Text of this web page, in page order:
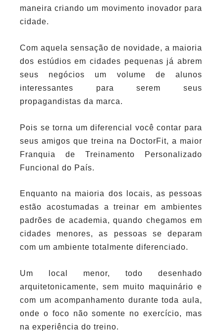
maneira criando um movimento inovador para
cidade.
Com aquela sensação de novidade, a maioria
dos estúdios em cidades pequenas já abrem
seus negócios um volume de alunos
interessantes para serem seus
propagandistas da marca.
Pois se torna um diferencial você contar para
seus amigos que treina na DoctorFit, a maior
Franquia de Treinamento Personalizado
Funcional do País.
Enquanto na maioria dos locais, as pessoas
estão acostumadas a treinar em ambientes
padrões de academia, quando chegamos em
cidades menores, as pessoas se deparam
com um ambiente totalmente diferenciado.
Um local menor, todo desenhado
arquitetonicamente, sem muito maquinário e
com um acompanhamento durante toda aula,
onde o foco não somente no exercício, mas
na experiência do treino.